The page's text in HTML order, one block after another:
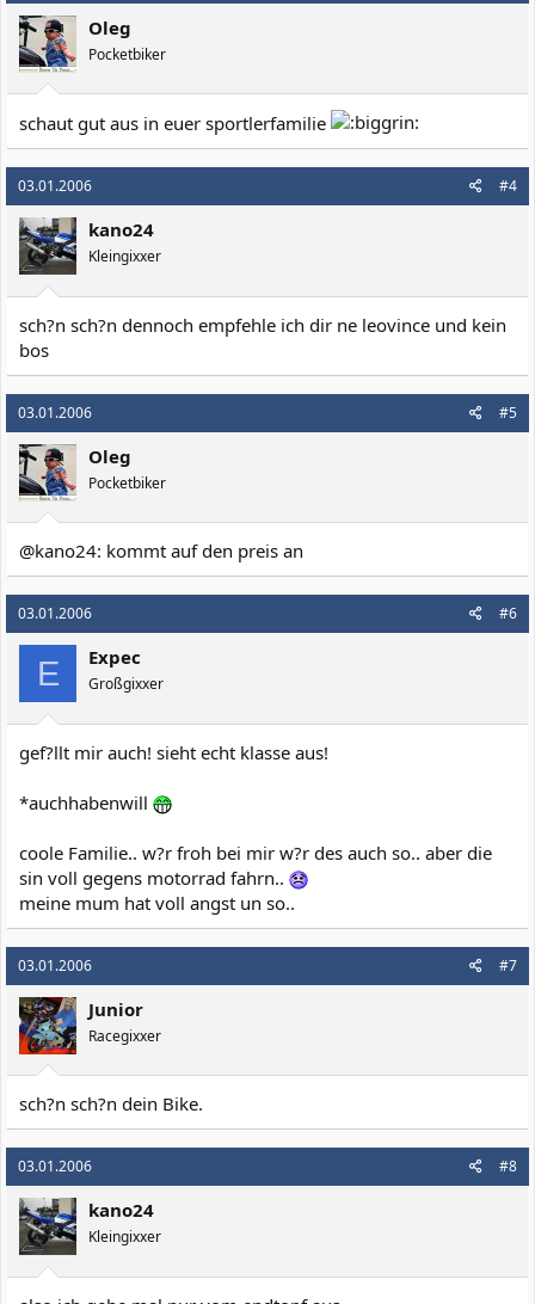
Oleg
Pocketbiker
schaut gut aus in euer sportlerfamilie
03.01.2006 #4
kano24
Kleingixxer
sch?n sch?n dennoch empfehle ich dir ne leovince und kein
bos
03.01.2006 #5
Oleg
Pocketbiker
@kano24: kommt auf den preis an
03.01.2006 #6
E Expec
Großgixxer
gef?llt mir auch! sieht echt klasse aus!
*auchhabenwill
coole Familie.. w?r froh bei mir w?r des auch so.. aber die
sin voll gegens motorrad fahrn..
meine mum hat voll angst un so..
03.01.2006 #7
Junior
Racegixxer
sch?n sch?n dein Bike.
03.01.2006 #8
kano24
Kleingixxer